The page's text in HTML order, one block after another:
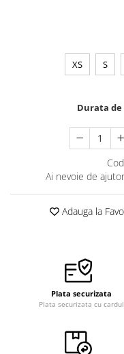
XS S
Durata
Ai nevoie de
Adauga la
Plata securizata
Plata securizata cu cardul